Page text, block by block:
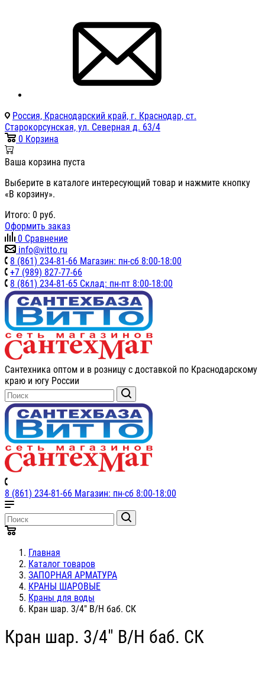
Россия, Краснодарский край, г. Краснодар, ст.
Старокорсунская, ул. Северная д. 63/4
0 Корзина
Ваша корзина пуста
Выберите в каталоге интересующий товар и нажмите кнопку
«В корзину».
Итого: 0 руб.
Оформить заказ
0 Сравнение
info@vitto.ru
8 (861) 234-81-66 Магазин: пн-сб 8:00-18:00
+7 (989) 827-77-66
8 (861) 234-81-65 Склад: пн-пт 8:00-18:00
Сантехника оптом и в розницу с доставкой по Краснодарскому
краю и югу России
8 (861) 234-81-66 Магазин: пн-сб 8:00-18:00
Главная
Каталог товаров
ЗАПОРНАЯ АРМАТУРА
КРАНЫ ШАРОВЫЕ
Краны для воды
Кран шар. 3/4" В/Н баб. СК
Кран шар. 3/4" В/Н баб. СК